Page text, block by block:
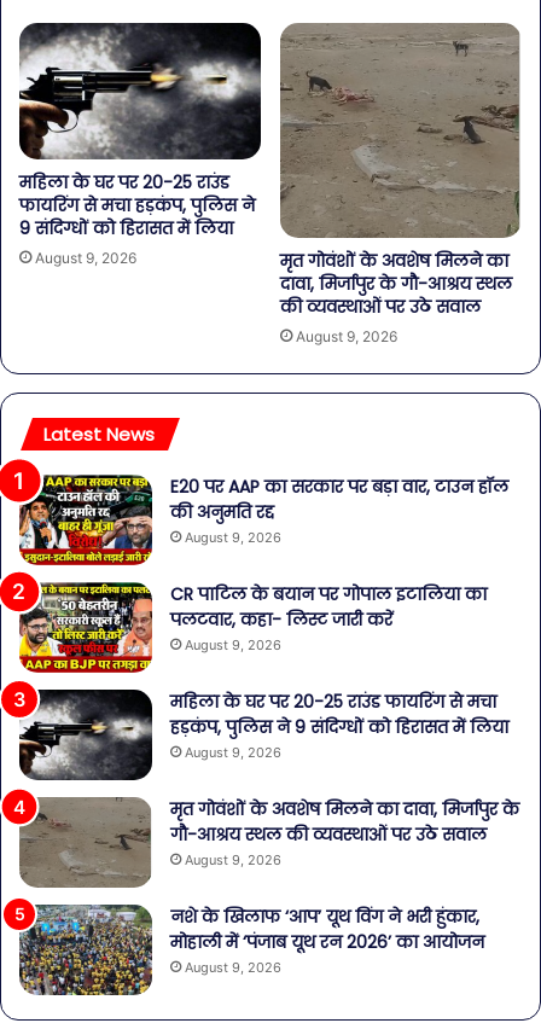
महिला के घर पर 20-25 राउंड
फायरिंग से मचा हड़कंप, पुलिस ने
9 संदिग्धों को हिरासत में लिया
August 9, 2026
मृत गोवंशों के अवशेष मिलने का
दावा, मिर्जापुर के गौ-आश्रय स्थल
की व्यवस्थाओं पर उठे सवाल
August 9, 2026
Latest News
E20 पर AAP का सरकार पर बड़ा वार, टाउन हॉल
की अनुमति रद्द
August 9, 2026
CR पाटिल के बयान पर गोपाल इटालिया का
पलटवार, कहा- लिस्ट जारी करें
August 9, 2026
महिला के घर पर 20-25 राउंड फायरिंग से मचा
हड़कंप, पुलिस ने 9 संदिग्धों को हिरासत में लिया
August 9, 2026
मृत गोवंशों के अवशेष मिलने का दावा, मिर्जापुर के
गौ-आश्रय स्थल की व्यवस्थाओं पर उठे सवाल
August 9, 2026
नशे के खिलाफ ‘आप’ यूथ विंग ने भरी हुंकार,
मोहाली में ‘पंजाब यूथ रन 2026’ का आयोजन
August 9, 2026